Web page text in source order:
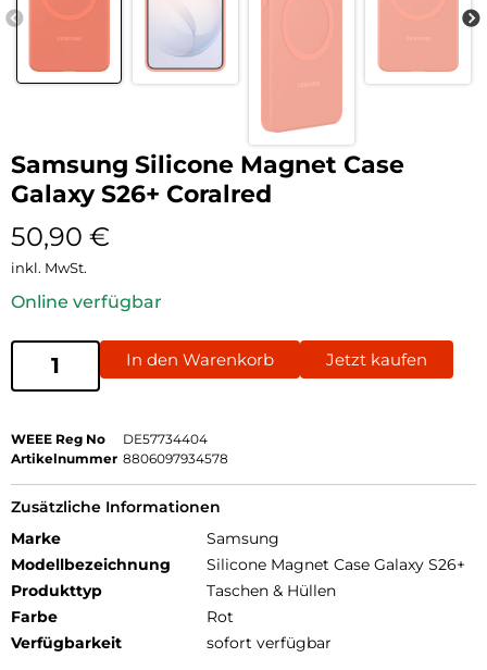
Samsung Silicone Magnet Case
Galaxy S26+ Coralred
50,90 €
inkl. MwSt.
Online verfügbar
In den Warenkorb Jetzt kaufen
WEEE Reg No
DE57734404
Artikelnummer 8806097934578
Zusätzliche Informationen
Marke
Samsung
Modellbezeichnung
Silicone Magnet Case Galaxy S26+
Produkttyp
Taschen & Hüllen
Farbe
Rot
Verfügbarkeit
sofort verfügbar